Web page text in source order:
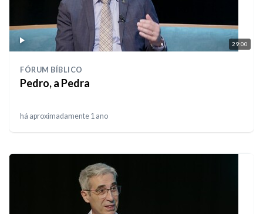
29:00
FÓRUM BÍBLICO
Pedro, a Pedra
há aproximadamente 1 ano